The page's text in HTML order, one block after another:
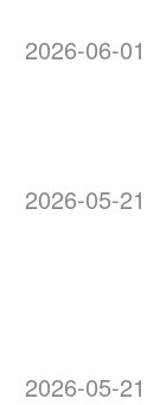
2026-06-01
2026-05-21
2026-05-21